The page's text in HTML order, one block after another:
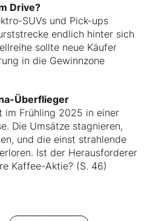
Drive?
SUVs und Pick-ups
endlich hinter sich
sollte neue Käufer
in die Gewinnzone
Überflieger
im Frühling 2025 in einer
Die Umsätze stagnieren,
und die einst strahlende
Ist der Herausforderer
Kaffee-Aktie? (S. 46)